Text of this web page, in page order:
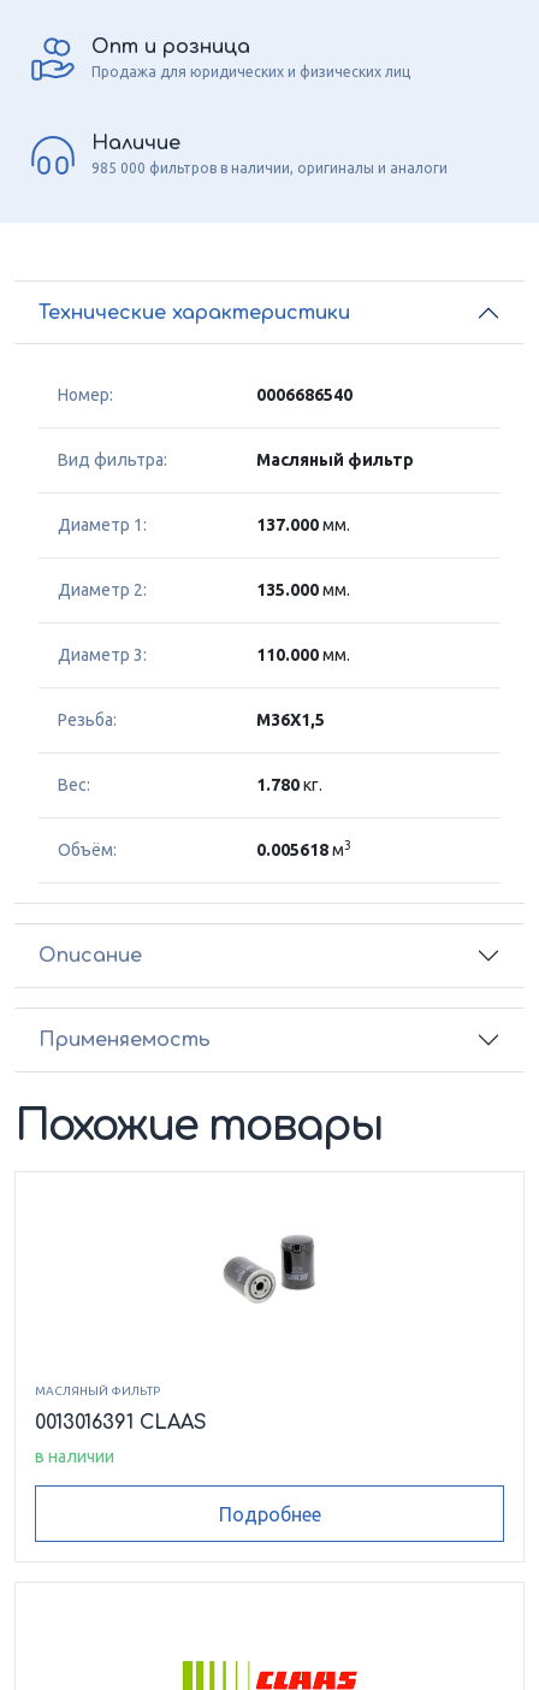
Опт и розница
Продажа для юридических и физических лиц
Наличие
985 000 фильтров в наличии, оригиналы и аналоги
Технические характеристики
Номер: 0006686540
Вид фильтра: Масляный фильтр
Диаметр 1: 137.000мм.
Диаметр 2: 135.000мм.
Диаметр 3: 110.000мм.
Резьба: M36X1,5
Вес: 1.780кг.
Объём: 0.005618м3
Описание
Применяемость
Похожие товары
МАСЛЯНЫЙ ФИЛЬТР
0013016391 CLAAS
в наличии
Подробнее